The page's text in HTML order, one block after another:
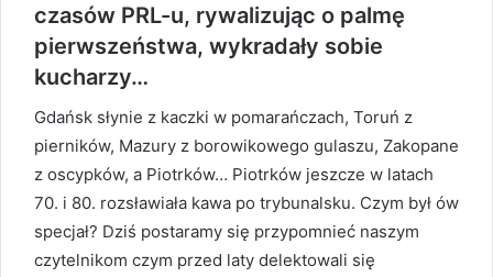
czasów PRL-u, rywalizując o palmę
pierwszeństwa, wykradały sobie
kucharzy…
Gdańsk słynie z kaczki w pomarańczach, Toruń z
pierników, Mazury z borowikowego gulaszu, Zakopane
z oscypków, a Piotrków… Piotrków jeszcze w latach
70. i 80. rozsławiała kawa po trybunalsku. Czym był ów
specjał? Dziś postaramy się przypomnieć naszym
czytelnikom czym przed laty delektowali się